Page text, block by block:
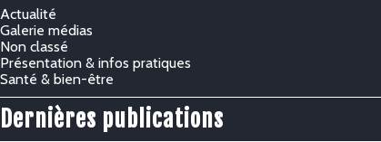
Actualité
Galerie médias
Non classé
Présentation & infos pratiques
Santé & bien-être
Dernières publications